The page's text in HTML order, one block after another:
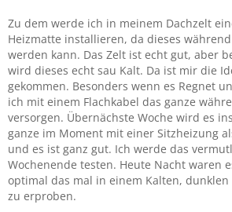
Zu dem werde ich in meinem Dachzelt
Heizmatte installieren, da dieses
werden kann. Das Zelt ist echt gut, aber
wird dieses echt sau Kalt. Da ist mir die
gekommen. Besonders wenn es Regnet
ich mit einem Flachkabel das ganze
versorgen. Übernächste Woche wird es
ganze im Moment mit einer Sitzheizung
und es ist ganz gut. Ich werde das
Wochenende testen. Heute Nacht waren
optimal das mal in einem Kalten,
zu erproben.